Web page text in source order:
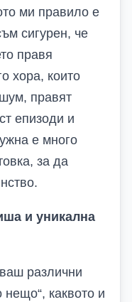
ми правило е
сигурен, че
правя
хора, които
правят
епизоди и
е много
за да
и уникална
различни
нещо“, каквото и